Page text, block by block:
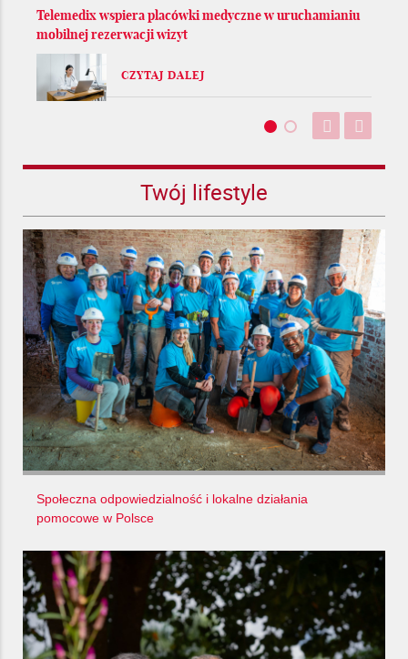
Telemedix wspiera placówki medyczne w uruchamianiu
mobilnej rezerwacji wizyt
CZYTAJ DALEJ
Twój lifestyle
Społeczna odpowiedzialność i lokalne działania
pomocowe w Polsce